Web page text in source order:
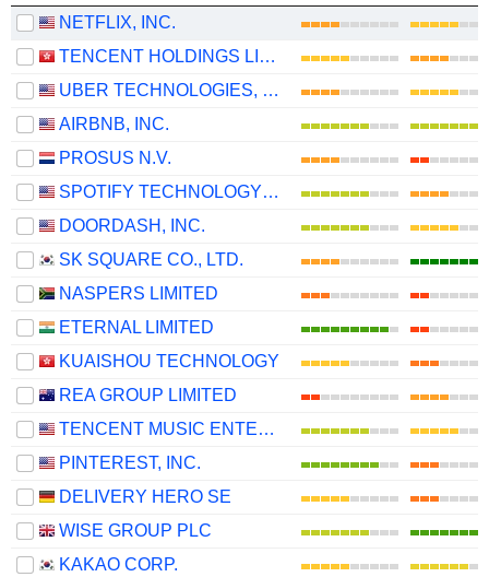
NETFLIX, INC.
TENCENT HOLDINGS LIMITED
UBER TECHNOLOGIES, INC.
AIRBNB, INC.
PROSUS N.V.
SPOTIFY TECHNOLOGY S.A.
DOORDASH, INC.
SK SQUARE CO., LTD.
NASPERS LIMITED
ETERNAL LIMITED
KUAISHOU TECHNOLOGY
REA GROUP LIMITED
TENCENT MUSIC ENTERTAINMENT GROUP
PINTEREST, INC.
DELIVERY HERO SE
WISE GROUP PLC
KAKAO CORP.